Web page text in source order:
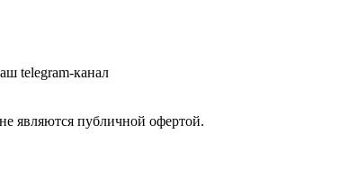
telegram-канал
являются публичной офертой.